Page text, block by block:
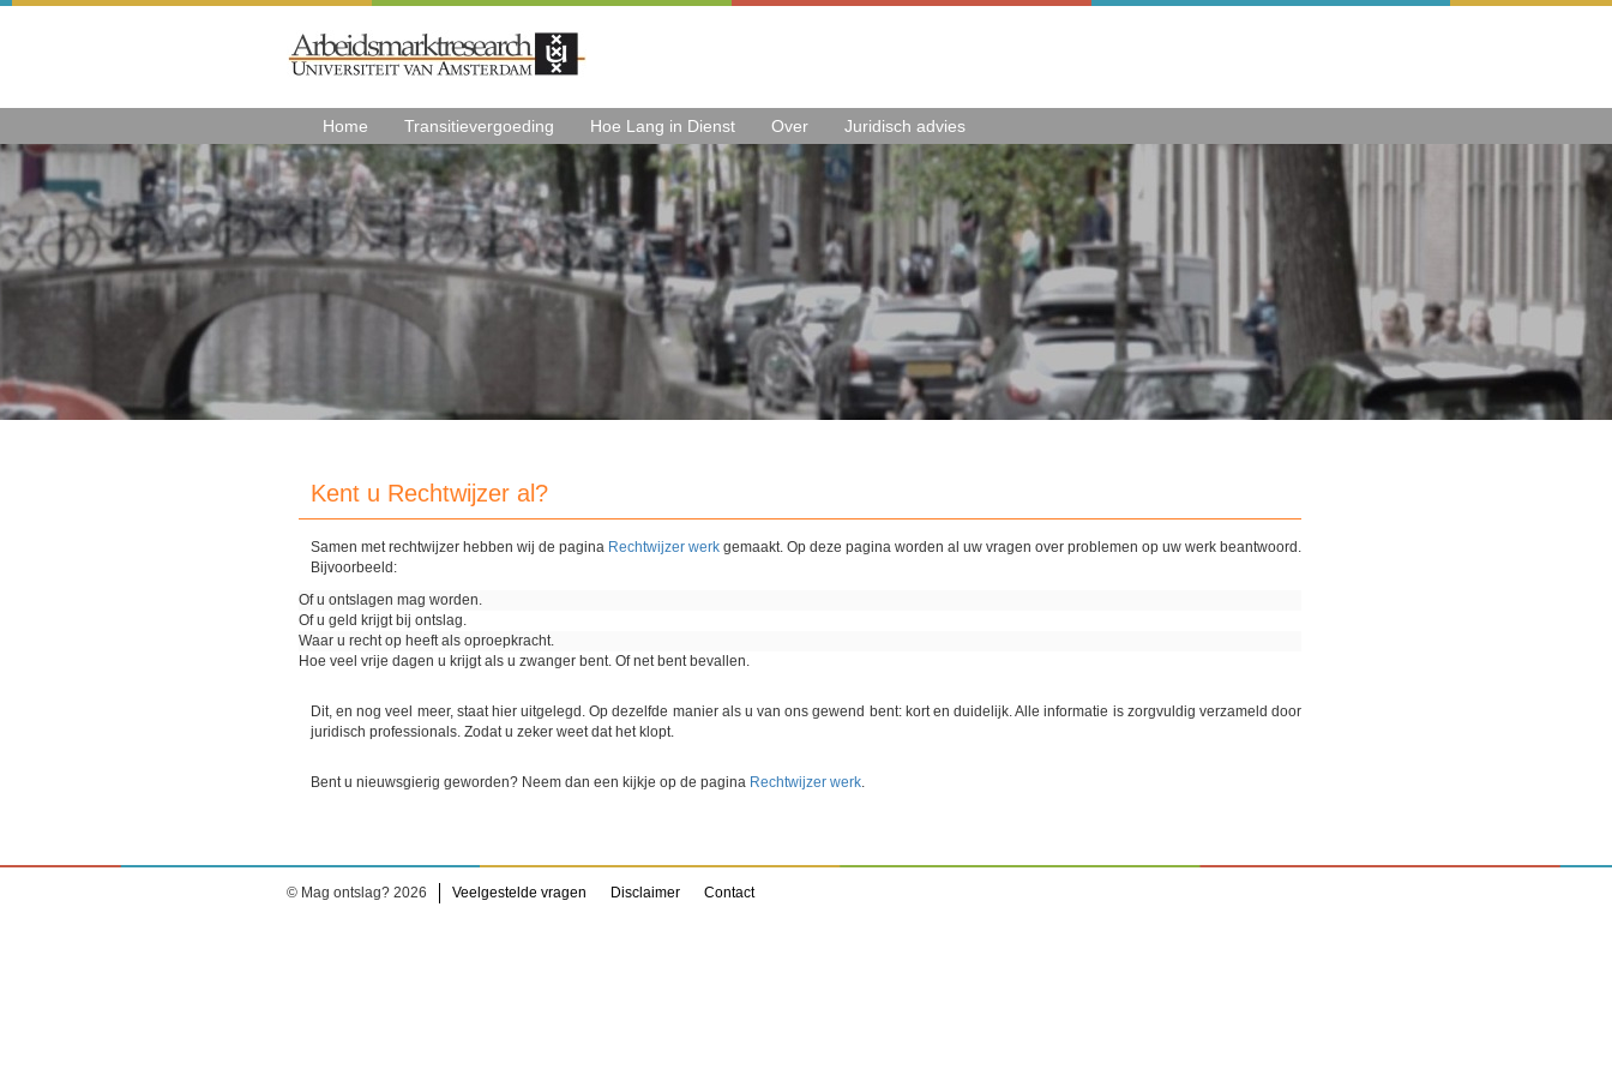
Home Transitievergoeding Hoe Lang in Dienst Over Juridisch advies
Kent u Rechtwijzer al?
Samen met rechtwijzer hebben wij de pagina Rechtwijzer werk gemaakt. Op deze pagina worden al uw vragen over problemen op uw werk beantwoord.
Bijvoorbeeld:
Of u ontslagen mag worden.
Of u geld krijgt bij ontslag.
Waar u recht op heeft als oproepkracht.
Hoe veel vrije dagen u krijgt als u zwanger bent. Of net bent bevallen.
Dit, en nog veel meer, staat hier uitgelegd. Op dezelfde manier als u van ons gewend bent: kort en duidelijk. Alle informatie is zorgvuldig verzameld door
juridisch professionals. Zodat u zeker weet dat het klopt.
Bent u nieuwsgierig geworden? Neem dan een kijkje op de pagina Rechtwijzer werk.
© Mag ontslag? 2026 Veelgestelde vragen Disclaimer Contact